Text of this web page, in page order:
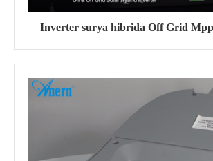
Inverter surya hibrida Off Grid